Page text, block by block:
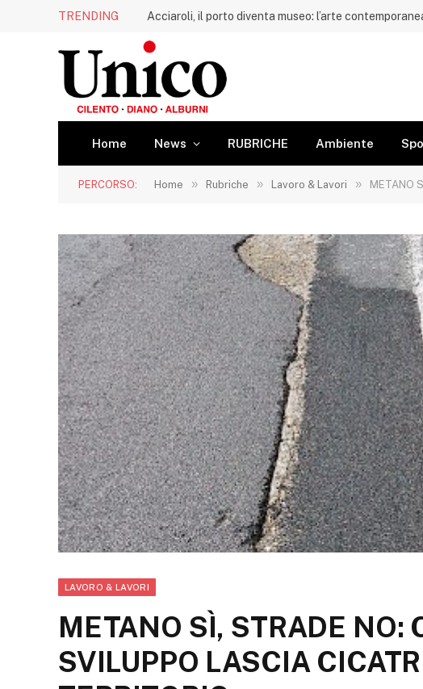
TRENDING
Home News RUBRICHE Ambiente
PERCORSO: Home » Rubriche » Lavoro & Lavori » METANO
LAVORO & LAVORI
METANO SÌ, STRADE NO:
SVILUPPO LASCIA